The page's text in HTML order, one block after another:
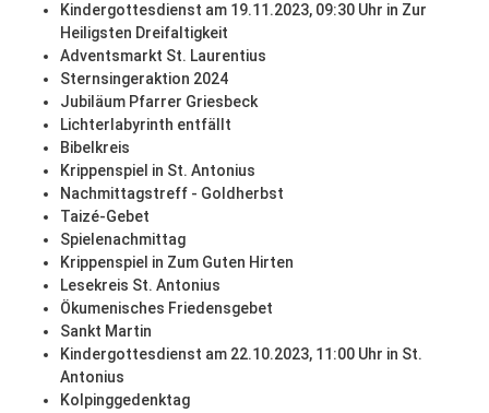
Kindergottesdienst am 19.11.2023, 09:30 Uhr in Zur
Heiligsten Dreifaltigkeit
Adventsmarkt St. Laurentius
Sternsingeraktion 2024
Jubiläum Pfarrer Griesbeck
Lichterlabyrinth entfällt
Bibelkreis
Krippenspiel in St. Antonius
Nachmittagstreff - Goldherbst
Taizé-Gebet
Spielenachmittag
Krippenspiel in Zum Guten Hirten
Lesekreis St. Antonius
Ökumenisches Friedensgebet
Sankt Martin
Kindergottesdienst am 22.10.2023, 11:00 Uhr in St.
Antonius
Kolpinggedenktag